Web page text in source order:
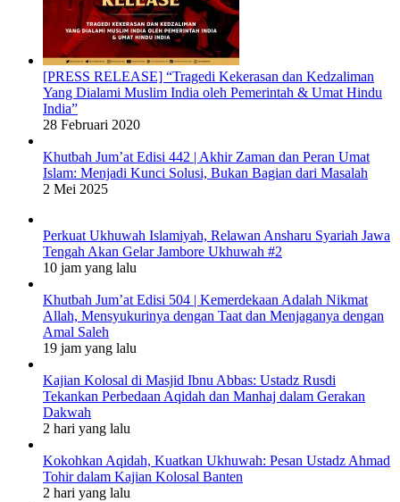
[PRESS RELEASE] “Tragedi Kekerasan dan Kedzaliman
Yang Dialami Muslim India oleh Pemerintah & Umat Hindu
India”
28 Februari 2020
Khutbah Jum’at Edisi 442 | Akhir Zaman dan Peran Umat
Islam: Menjadi Kunci Solusi, Bukan Bagian dari Masalah
2 Mei 2025
Perkuat Ukhuwah Islamiyah, Relawan Ansharu Syariah Jawa
Tengah Akan Gelar Jambore Ukhuwah #2
10 jam yang lalu
Khutbah Jum’at Edisi 504 | Kemerdekaan Adalah Nikmat
Allah, Mensyukurinya dengan Taat dan Menjaganya dengan
Amal Saleh
19 jam yang lalu
Kajian Kolosal di Masjid Ibnu Abbas: Ustadz Rusdi
Tekankan Perbedaan Aqidah dan Manhaj dalam Gerakan
Dakwah
2 hari yang lalu
Kokohkan Aqidah, Kuatkan Ukhuwah: Pesan Ustadz Ahmad
Tohir dalam Kajian Kolosal Banten
2 hari yang lalu